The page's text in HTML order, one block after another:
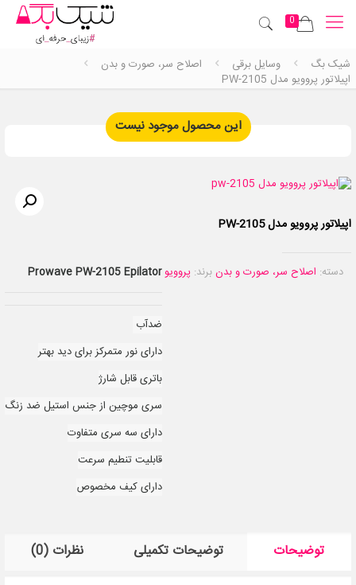
0
شیک بگ وسایل برقی
اصلاح سر، صورت و بدن
اپیلاتور پروویو مدل PW-2105
این محصول موجود نیست
اپیلاتور پروویو مدل PW-2105
Prowave PW-2105 Epilator
ضدآب
دارای نور متمرکز برای دید بهتر
باتری قابل شارژ
سری موچین از جنس استیل ضد زنگ
دارای سه سری متفاوت
قابلیت تنطیم سرعت
دارای کیف مخصوص
دسته: اصلاح سر، صورت و بدنبرند: پروویو
توضیحات توضیحات تکمیلی نظرات (0)